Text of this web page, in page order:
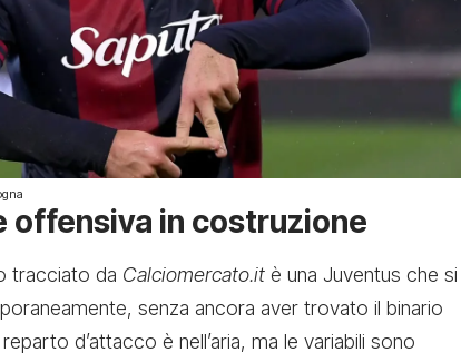
offensiva in costruzione
tracciato da Calciomercato.it è una Juventus che si
senza ancora aver trovato il binario
d’attacco è nell’aria, ma le variabili sono